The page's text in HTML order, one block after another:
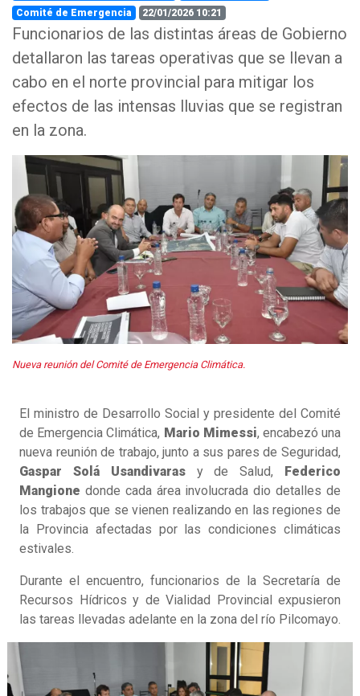
Comité de Emergencia
22/01/2026 10:21
Funcionarios de las distintas áreas de Gobierno
detallaron las tareas operativas que se llevan a
cabo en el norte provincial para mitigar los
efectos de las intensas lluvias que se registran
en la zona.
Nueva reunión del Comité de Emergencia Climática.
El ministro de Desarrollo Social y presidente del Comité
de Emergencia Climática, Mario Mimessi, encabezó una
nueva reunión de trabajo, junto a sus pares de Seguridad,
Gaspar Solá Usandivarasy de Salud, Federico
Mangione donde cada área involucrada dio detalles de
los trabajos que se vienen realizando en las regiones de
la Provincia afectadas por las condiciones climáticas
estivales.
Durante el encuentro, funcionarios de la Secretaría de
Recursos Hídricos y de Vialidad Provincial expusieron
las tareas llevadas adelante en la zona del río Pilcomayo.